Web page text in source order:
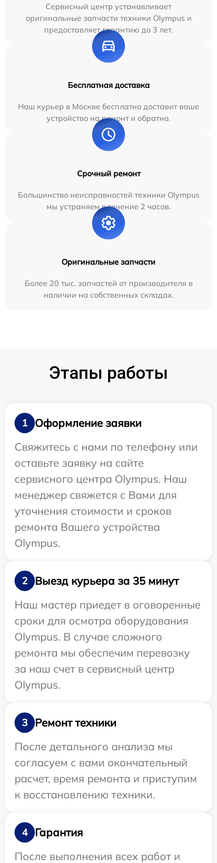
Сервисный центр устанавливает
оригинальные запчасти техники Olympus и
предоставляет гарантию до 3 лет.
Бесплатная доставка
Наш курьер в Москве бесплатно доставит ваше
устройство на ремонт и обратно.
Срочный ремонт
Большинство неисправностей техники Olympus
мы устраняем в течение 2 часов.
Оригинальные запчасти
Более 20 тыс. запчастей от производителя в
наличии на собственных складах.
Этапы работы
1
Оформление заявки
Свяжитесь с нами по телефону или
оставьте заявку на сайте
сервисного центра Olympus. Наш
менеджер свяжется с Вами для
уточнения стоимости и сроков
ремонта Вашего устройства
Olympus.
2
Выезд курьера за 35 минут
Наш мастер приедет в оговоренные
сроки для осмотра оборудования
Olympus. В случае сложного
ремонта мы обеспечим перевозку
за наш счет в сервисный центр
Olympus.
3
Ремонт техники
После детального анализа мы
согласуем с вами окончательный
расчет, время ремонта и приступим
к восстановлению техники.
4
Гарантия
После выполнения всех работ и